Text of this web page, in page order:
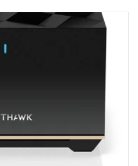
possible speeds on your
Trzypasmowy Mesh WiFi 6E
separately)